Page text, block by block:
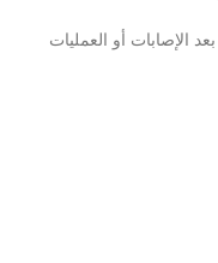
الإصابات أو العمليات